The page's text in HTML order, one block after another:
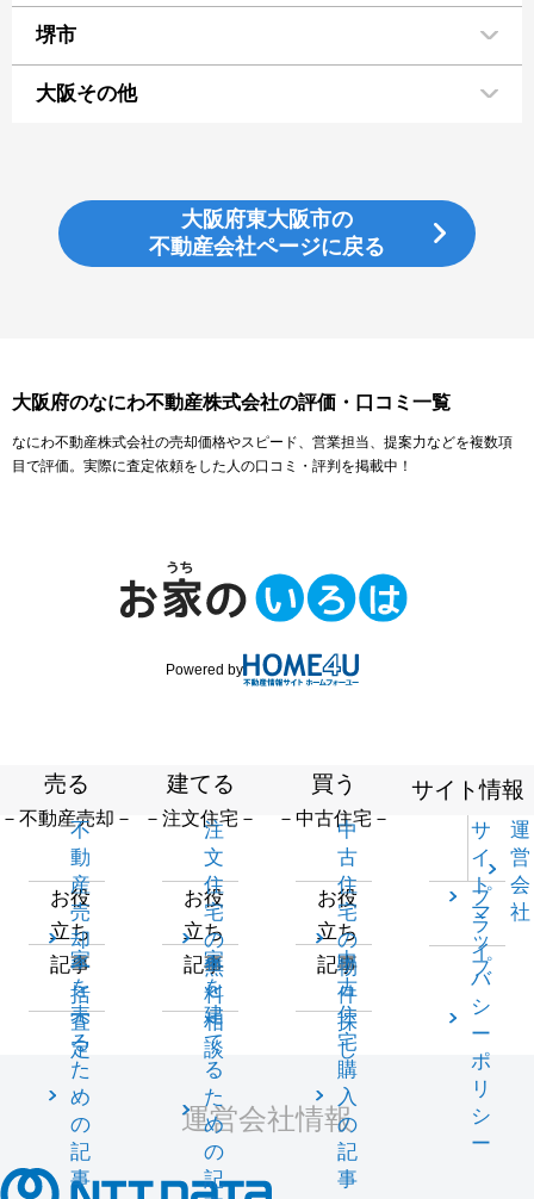
堺市
大阪その他
大阪府東大阪市の
不動産会社ページに戻る
大阪府のなにわ不動産株式会社の評価・口コミ一覧
なにわ不動産株式会社の売却価格やスピード、営業担当、提案力などを複数項
目で評価。実際に査定依頼をした人の口コミ・評判を掲載中！
Powered by
売る
－不動産売却－
不
動
産
売
却
一
括
査
定
お役
立ち
記事
家
を
売
る
た
め
の
記
事
建てる
－注文住宅－
注
文
住
宅
の
無
料
相
談
お役
立ち
記事
家
を
建
て
る
た
め
の
記
買う
－中古住宅－
中
古
住
宅
の
物
件
探
し
お役
立ち
記事
中
古
住
宅
購
入
の
記
事
サイト情報
サ
イ
ト
マ
ッ
プ
運
営
会
社
プ
ラ
イ
バ
シ
ー
ポ
リ
シ
ー
運営会社情報